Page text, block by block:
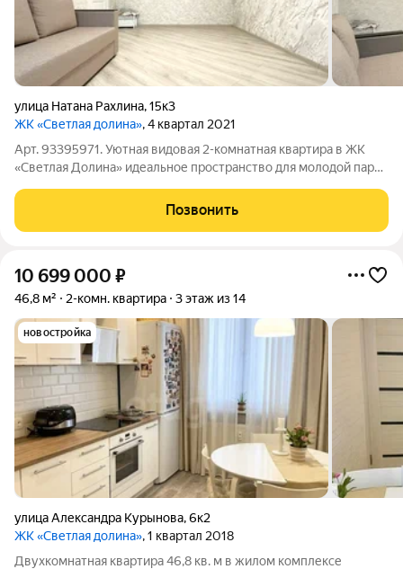
улица Натана Рахлина,15к3
ЖК «Светлая долина», 4 квартал 2021
Арт. 93395971. Уютная видовая 2-комнатная квартира в ЖК
«Светлая Долина» идеальное пространство для молодой пары
Просто заезжайте и живите с комфортом! ЧТО ВНУТРИ
(полная комплектация):
Позвонить
10 699 000 ₽
46,8 м² 2-комн. квартира 3 этаж из 14
новостройка
улица Александра Курынова,6к2
ЖК «Светлая долина», 1 квартал 2018
Двухкомнатная квартира 46,8 кв. м в жилом комплексе